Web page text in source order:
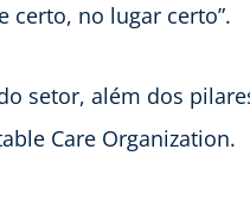
certo, no lugar certo”.
setor, além dos
Care Organization.